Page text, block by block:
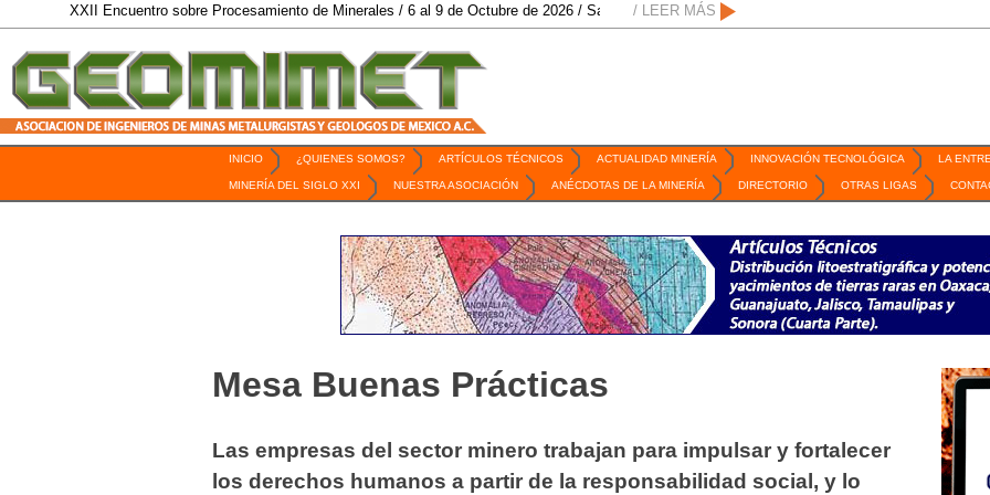
Encuentro sobre Procesamiento de Minerales / 6 al 9 de Octubre de 2026 / San Luis Potosí, SLP //Mexico Mining Forum / 2 de septiembre de 2026
/ LEER MÁS
INICIO ¿QUIENES SOMOS? ARTÍCULOS TÉCNICOS ACTUALIDAD MINERÍA INNOVACIÓN TECNOLÓGICA LA
MINERÍA DEL SIGLO XXI NUESTRA ASOCIACIÓN ANÉCDOTAS DE LA MINERÍA DIRECTORIO OTRAS LIGAS
Mesa Buenas Prácticas
Las empresas del sector minero trabajan para impulsar y fortalecer
los derechos humanos a partir de la responsabilidad social, y lo